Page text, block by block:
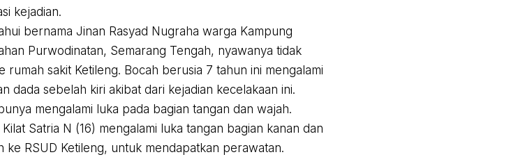
kejadian.
bernama Jinan Rasyad Nugraha warga Kampung
Purwodinatan, Semarang Tengah, nyawanya tidak
rumah sakit Ketileng. Bocah berusia 7 tahun ini mengalami
dada sebelah kiri akibat dari kejadian kecelakaan ini.
mengalami luka pada bagian tangan dan wajah.
Satria N (16) mengalami luka tangan bagian kanan dan
ke RSUD Ketileng, untuk mendapatkan perawatan.